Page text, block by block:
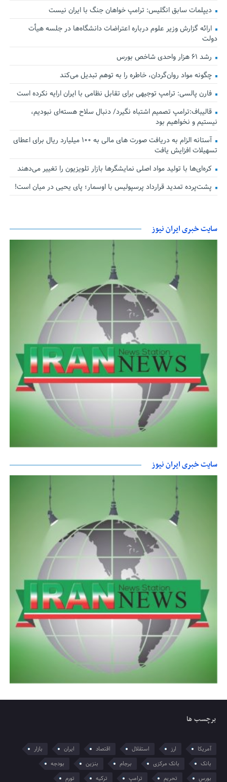
دیپلمات سابق انگلیس:‌ ترامپ خواهان جنگ با ایران نیست
ارائه گزارش وزیر علوم درباره اعتراضات دانشگاه‌ها در جلسه هیأت
دولت
رشد ۶۱ هزار واحدی شاخص بورس
چگونه مواد روان‌گردان، خاطره را به توهم تبدیل می‌کند
فارن پالسی: ترامپ توجیهی برای تقابل نظامی با ایران ارایه نکرده است
قالیباف:ترامپ تصمیم اشتباه نگیرد/ دنبال سلاح هسته‌ای نبودیم،
نیستیم و نخواهیم بود
آستانه الزام به دریافت صورت های مالی به ۱۰۰ میلیارد ریال برای اعطای
تسهیلات افزایش یافت
کره‌ای‌ها با تولید مواد اصلی نمایشگرها بازار تلویزیون را تغییر می‌دهند
پشت‌پرده تمدید قرارداد پرسپولیس با اوسمار؛ پای یحیی در میان است!
سایت خبری ایران نیوز
سایت خبری ایران نیوز
برچسب ها
آمریکا ارز استقلال اقتصاد ایران
بازار
بانک
بانک مرکزی برجام بنزین
بودجه
بورس
تحریم ترامپ ترکیه تورم